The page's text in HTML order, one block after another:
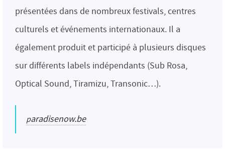
présentées dans de nombreux festivals, centres
culturels et événements internationaux. Il a
également produit et participé à plusieurs disques
sur différents labels indépendants (Sub Rosa,
Optical Sound, Tiramizu, Transonic…).
paradisenow.be